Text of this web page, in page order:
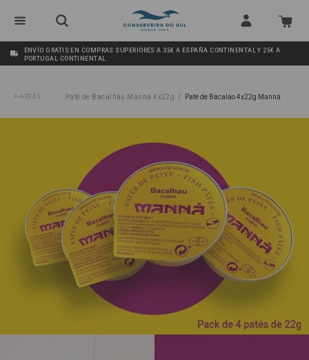
ENVÍO GRATIS EN COMPRAS SUPERIORES A 35€ A ESPAÑA CONTINENTAL Y 25€ A
PORTUGAL CONTINENTAL
ATRÁS Paté de Bacalhau Manná 4x22g / Paté de Bacalao 4x22g Manná